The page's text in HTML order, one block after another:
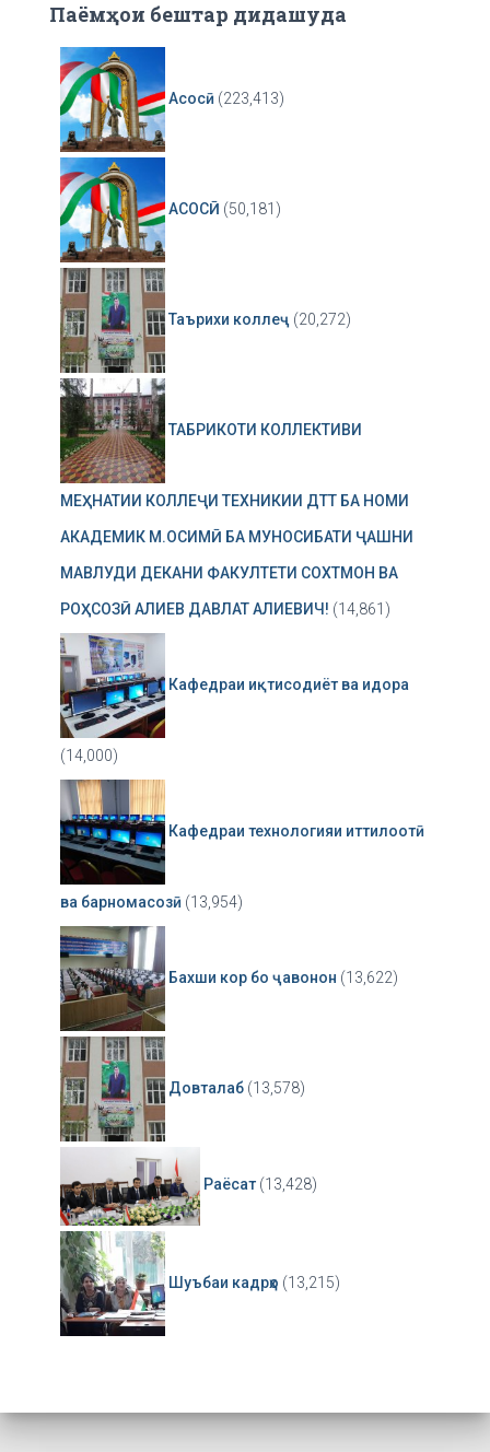
Паёмҳои бештар дидашуда
Асосӣ (223,413)
АСОСӢ (50,181)
Таърихи коллеҷ (20,272)
ТАБРИКОТИ КОЛЛЕКТИВИ
МЕҲНАТИИ КОЛЛЕҶИ ТЕХНИКИИ ДТТ БА НОМИ
АКАДЕМИК М.ОСИМӢ БА МУНОСИБАТИ ҶАШНИ
МАВЛУДИ ДЕКАНИ ФАКУЛТЕТИ СОХТМОН ВА
РОҲСОЗӢ АЛИЕВ ДАВЛАТ АЛИЕВИЧ! (14,861)
Кафедраи иқтисодиёт ва идора
(14,000)
Кафедраи технологияи иттилоотӣ
ва барномасозӣ (13,954)
Бахши кор бо ҷавонон (13,622)
Довталаб (13,578)
Раёсат (13,428)
Шуъбаи кадрҳо (13,215)